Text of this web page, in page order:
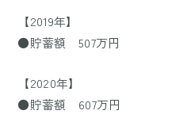
【2019年】
●貯蓄額 507万円
【2020年】
●貯蓄額 607万円